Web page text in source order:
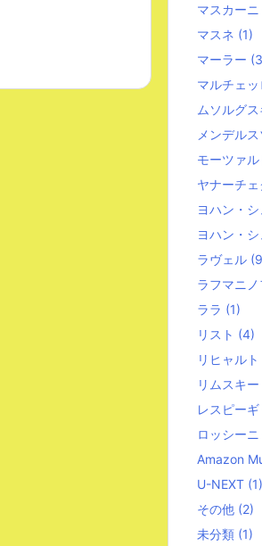
マスカーニ
マスネ (1)
マーラー
マルチェッ
ムソルグ
メンデル
モーツァル
ヤナーチェ
ヨハン・
ヨハン・
ラヴェル
ラフマニノ
ララ (1)
リスト (4)
リヒャル
リムスキ
レスピーギ
ロッシーニ
Amazon
U-NEXT (1)
その他 (2)
未分類 (1)